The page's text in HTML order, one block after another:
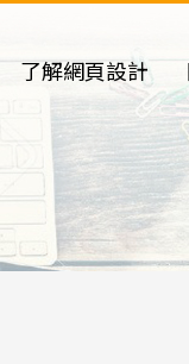
了解網頁設計